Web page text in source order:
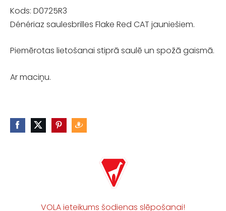
VOLA ieteikums šodienas slēpošanai!
Kods: D0725R3
Dénériaz saulesbrilles Flake Red CAT jauniešiem.
Piemērotas lietošanai stiprā saulē un spožā gaismā.
Ar maciņu.